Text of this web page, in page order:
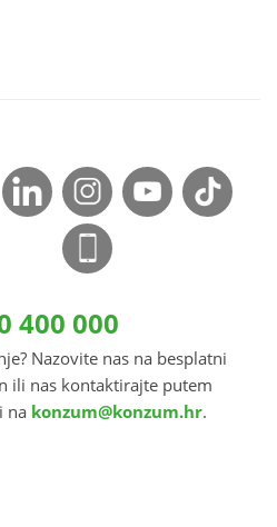
400 000
Nazovite nas na besplatni
ili nas kontaktirajte putem
na konzum@konzum.hr.